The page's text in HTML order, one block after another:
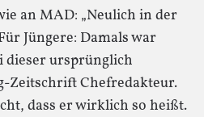
an MAD: „Neulich in der
Jüngere: Damals war
dieser ursprünglich
Zeitschrift Chefredakteur.
dass er wirklich so heißt.